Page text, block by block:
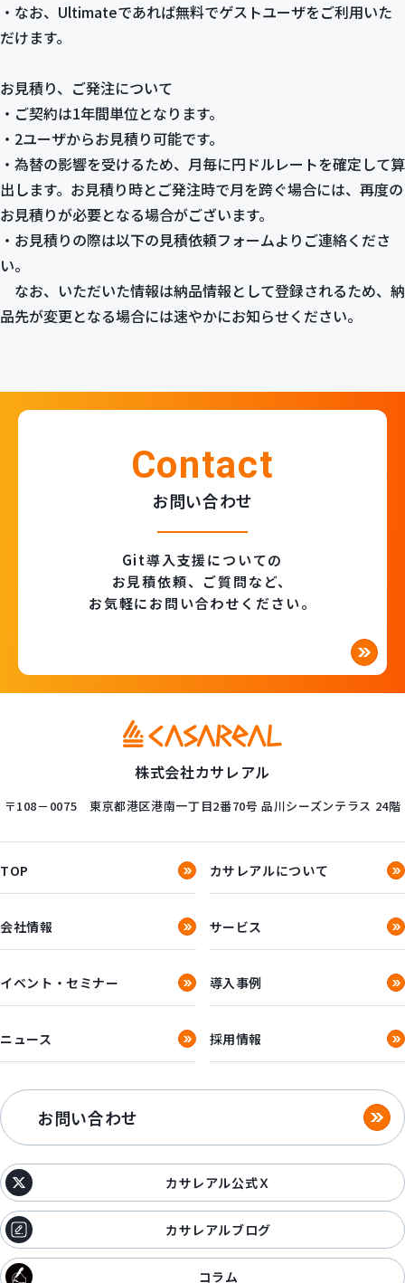
・なお、Ultimateであれば無料でゲストユーザをご利用いた
だけます。
お見積り、ご発注について
・ご契約は1年間単位となります。
・2ユーザからお見積り可能です。
・為替の影響を受けるため、月毎に円ドルレートを確定して算
出します。お見積り時とご発注時で月を跨ぐ場合には、再度の
お見積りが必要となる場合がございます。
・お見積りの際は以下の見積依頼フォームよりご連絡くださ
い。
なお、いただいた情報は納品情報として登録されるため、納
品先が変更となる場合には速やかにお知らせください。
Contact
お問い合わせ
Git導入支援についての
お見積依頼、ご質問など、
お気軽にお問い合わせください。
株式会社カサレアル
〒108－0075 東京都港区港南一丁目2番70号 品川シーズンテラス 24階
TOP カサレアルについて
会社情報 サービス
イベント・セミナー 導入事例
ニュース 採用情報
お問い合わせ
カサレアル公式Ｘ
カサレアルブログ
コラム